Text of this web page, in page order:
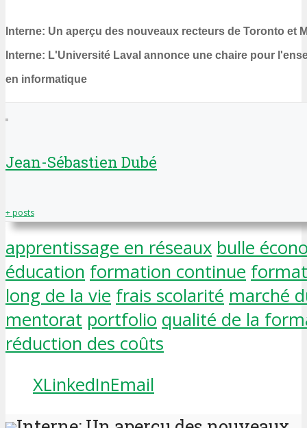
Interne: Un aperçu des nouveaux recteurs de Toronto et
Interne: L'Université Laval annonce une chaire pour
en informatique
Jean-Sébastien Dubé
+ posts
apprentissage en réseaux bulle
éducation formation continue
long de la vie frais scolarité marché
mentorat portfolio qualité de la
réduction des coûts
XLinkedInEmail